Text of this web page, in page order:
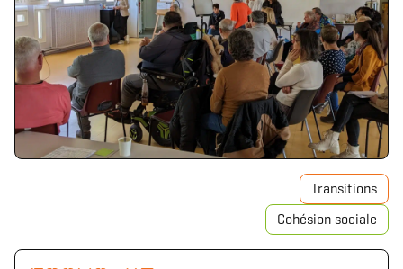
Transitions
Cohésion sociale